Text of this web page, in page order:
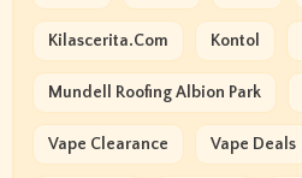
Kilascerita.com Kontol
Mundell Roofing Albion Park
Vape Clearance Vape Deals